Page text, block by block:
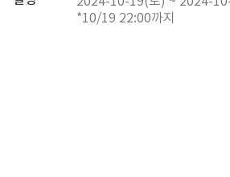
*10/19 22:00까지